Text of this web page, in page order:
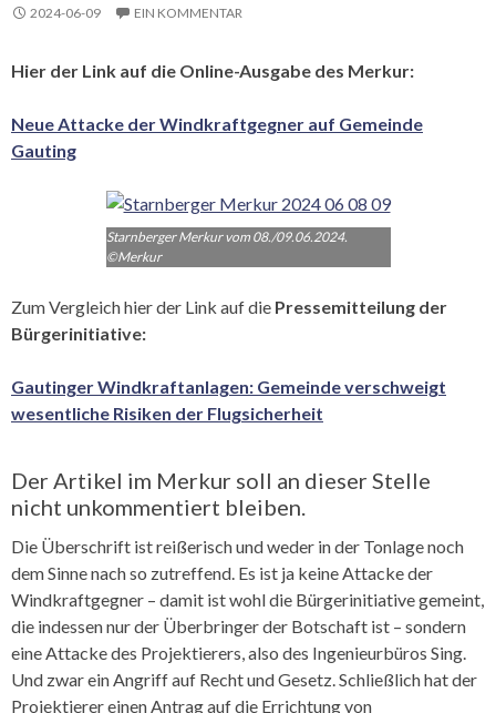
2024-06-09 EIN KOMMENTAR
Hier der Link auf die Online-Ausgabe des Merkur:
Neue Attacke der Windkraftgegner auf Gemeinde
Gauting
Starnberger Merkur vom 08./09.06.2024.
©Merkur
Zum Vergleich hier der Link auf die Pressemitteilung der
Bürgerinitiative:
Gautinger Windkraftanlagen: Gemeinde verschweigt
wesentliche Risiken der Flugsicherheit
Der Artikel im Merkur soll an dieser Stelle
nicht unkommentiert bleiben.
Die Überschrift ist reißerisch und weder in der Tonlage noch
dem Sinne nach so zutreffend. Es ist ja keine Attacke der
Windkraftgegner – damit ist wohl die Bürgerinitiative gemeint,
die indessen nur der Überbringer der Botschaft ist – sondern
eine Attacke des Projektierers, also des Ingenieurbüros Sing.
Und zwar ein Angriff auf Recht und Gesetz. Schließlich hat der
Projektierer einen Antrag auf die Errichtung von